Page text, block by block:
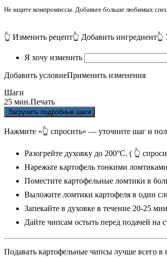
Не ищите компромиссы. Добавьте больше любимых
👆 Изменить рецепт👆 Добавить ингредиент👆
Я хочу изменить
Добавить условиеПрименить изменения
Шаги
25 мин.Печать
Загрузить подробные шаги
Нажмите «👆 спросить» — уточните шаг и
Разогрейте духовку до 200°C. ( 👆
Нарежьте картофель тонкими
Поместите картофельные ломтики в
Выложите ломтики картофеля в один
Запекайте в духовке в течение 20-25
Дайте чипсам остыть перед подачей на
Подавать картофельные чипсы лучше всего